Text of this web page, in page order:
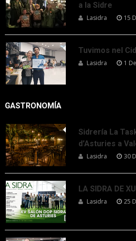
a la Sidre
Lasidra 15
Tuvimos nel
Lasidra 1
GASTRONOMÍA
Sidrería La
d’Asturies a
Lasidra 30
LA SIDRA DE
Lasidra 25